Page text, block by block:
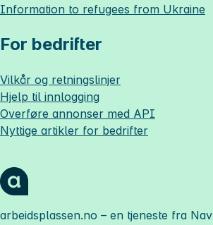
Information to refugees from Ukraine
For bedrifter
Vilkår og retningslinjer
Hjelp til innlogging
Overføre annonser med API
Nyttige artikler for bedrifter
arbeidsplassen.no – en tjeneste fra Nav